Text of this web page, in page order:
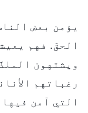
يؤمن بعض
الحقّ. فهم
ويشتهون
رغباتهم
التي آمن